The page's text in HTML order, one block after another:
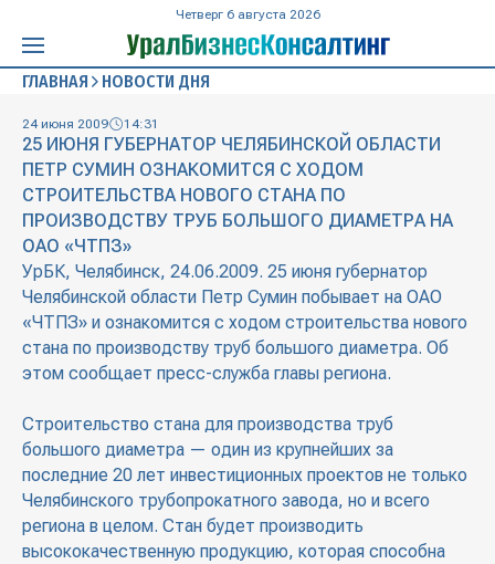
Четверг 6 августа 2026
ГЛАВНАЯ НОВОСТИ ДНЯ
24 июня 2009 14:31
25 ИЮНЯ ГУБЕРНАТОР ЧЕЛЯБИНСКОЙ ОБЛАСТИ
ПЕТР СУМИН ОЗНАКОМИТСЯ С ХОДОМ
СТРОИТЕЛЬСТВА НОВОГО СТАНА ПО
ПРОИЗВОДСТВУ ТРУБ БОЛЬШОГО ДИАМЕТРА НА
ОАО «ЧТПЗ»
УрБК, Челябинск, 24.06.2009. 25 июня губернатор
Челябинской области Петр Сумин побывает на ОАО
«ЧТПЗ» и ознакомится с ходом строительства нового
стана по производству труб большого диаметра. Об
этом сообщает пресс-служба главы региона.
Строительство стана для производства труб
большого диаметра — один из крупнейших за
последние 20 лет инвестиционных проектов не только
Челябинского трубопрокатного завода, но и всего
региона в целом. Стан будет производить
высококачественную продукцию, которая способна